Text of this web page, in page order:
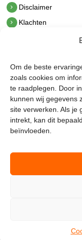
Om de beste
zoals cookies om
te raadplegen. Door
kunnen wij gegevens
site verwerken. Als je
intrekt, kan dit
beïnvloeden.
Disclaimer
Klachten
hetindustriehuis B.V.
De Hoek 1 1601 MR
t.0228 53 00 40
e.
KVK 51483904
BTW NL850044522B01